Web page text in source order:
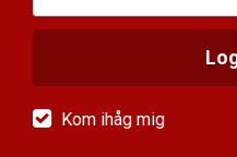
Kom ihåg mig